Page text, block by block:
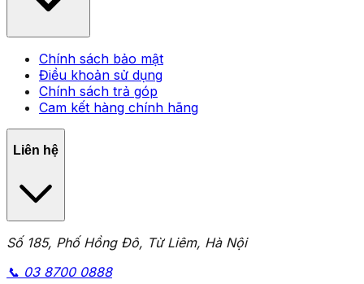
Chính sách bảo mật
Điều khoản sử dụng
Chính sách trả góp
Cam kết hàng chính hãng
Liên hệ
Số 185, Phố Hồng Đô, Từ Liêm, Hà Nội
📞 03 8700 0888